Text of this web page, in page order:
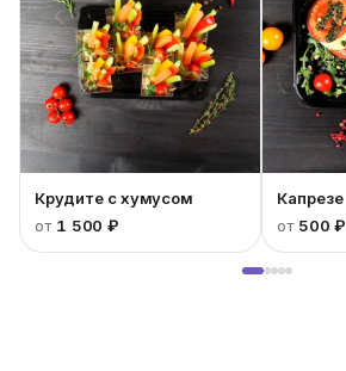
Крудите с хумусом
от 1 500 ₽
Капрезе
от 500 ₽